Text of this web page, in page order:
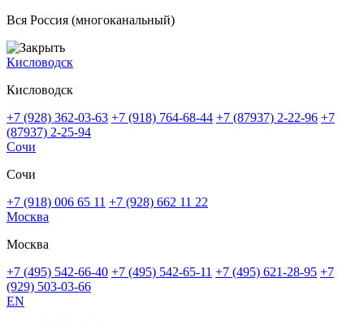
Вся Россия (многоканальный)
Кисловодск
Кисловодск
+7 (928) 362-03-63 +7 (918) 764-68-44 +7 (87937) 2-22-96 +7
(87937) 2-25-94
Сочи
Сочи
+7 (918) 006 65 11 +7 (928) 662 11 22
Москва
Москва
+7 (495) 542-66-40 +7 (495) 542-65-11 +7 (495) 621-28-95 +7
(929) 503-03-66
EN